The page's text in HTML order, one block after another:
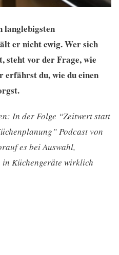
langlebigsten
er nicht ewig. Wer sich
steht vor der Frage, wie
erfährst du, wie du einen
In der Folge “Zeitwert statt
Podcast von
es bei Auswahl,
Küchengeräte wirklich